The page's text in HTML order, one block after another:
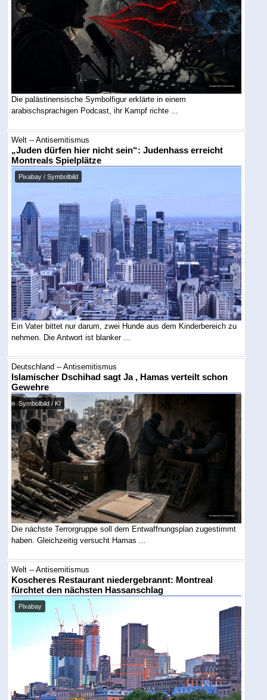
Die palästinensische Symbolfigur erklärte in einem
arabischsprachigen Podcast, ihr Kampf richte ...
Welt -- Antisemitismus
„Juden dürfen hier nicht sein“: Judenhass erreicht
Montreals Spielplätze
Pixabay / Symbolbild
Ein Vater bittet nur darum, zwei Hunde aus dem Kinderbereich zu
nehmen. Die Antwort ist blanker ...
Deutschland -- Antisemitismus
Islamischer Dschihad sagt Ja , Hamas verteilt schon
Gewehre
Symbolbild / KI
Die nächste Terrorgruppe soll dem Entwaffnungsplan zugestimmt
haben. Gleichzeitig versucht Hamas ...
Welt -- Antisemitismus
Koscheres Restaurant niedergebrannt: Montreal
fürchtet den nächsten Hassanschlag
Pixabay